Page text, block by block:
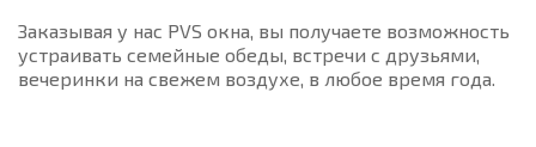
Заказывая у нас PVS окна, вы получаете возможность
устраивать семейные обеды, встречи с друзьями,
вечеринки на свежем воздухе, в любое время года.